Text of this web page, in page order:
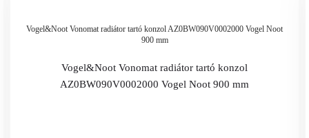
Vogel&Noot Vonomat radiátor tartó konzol AZ0BW090V0002000 Vogel Noot
900 mm
Vogel&Noot Vonomat radiátor tartó konzol
AZ0BW090V0002000 Vogel Noot 900 mm